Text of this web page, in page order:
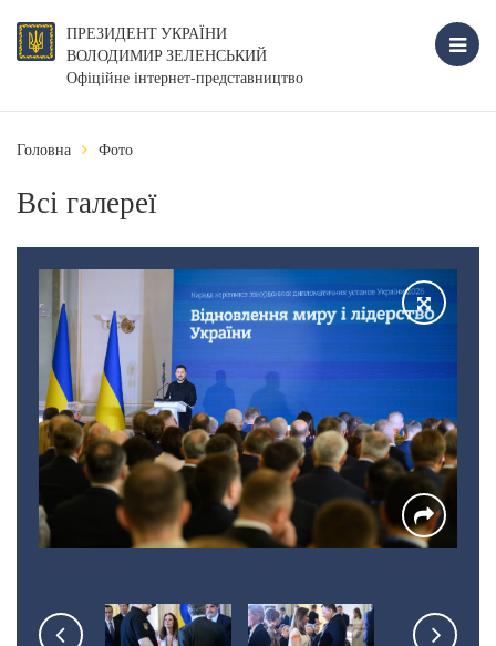
ПРЕЗИДЕНТ УКРАЇНИ
ВОЛОДИМИР ЗЕЛЕНСЬКИЙ
Офіційне інтернет-представництво
Головна Фото
Всі галереї